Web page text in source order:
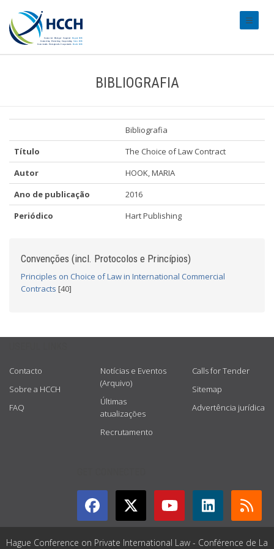
BIBLIOGRAFIA
Bibliografia
Título
The Choice of Law Contract
Autor
HOOK, MARIA
Ano de publicação
2016
Periódico
Hart Publishing
Convenções (incl. Protocolos e Princípios)
Principles on Choice of Law in International Commercial
Contracts [40]
Contacto
Sobre a HCCH
FAQ
Notícias e Eventos
(Arquivo)
Últimas
atualizações
Recrutamento
Calls for Tender
Sitemap
Advertência jurídica
Hague Conference on Private International Law - Conférence de La